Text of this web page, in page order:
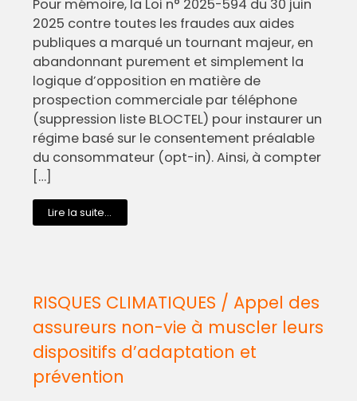
Pour mémoire, la Loi n° 2025-594 du 30 juin
2025 contre toutes les fraudes aux aides
publiques a marqué un tournant majeur, en
abandonnant purement et simplement la
logique d’opposition en matière de
prospection commerciale par téléphone
(suppression liste BLOCTEL) pour instaurer un
régime basé sur le consentement préalable
du consommateur (opt-in). Ainsi, à compter
[…]
Lire la suite...
RISQUES CLIMATIQUES / Appel des
assureurs non-vie à muscler leurs
dispositifs d’adaptation et
prévention